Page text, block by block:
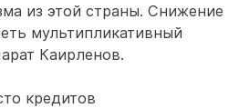
из этой страны. Снижение
мультипликативный
Каирленов.
кредитов